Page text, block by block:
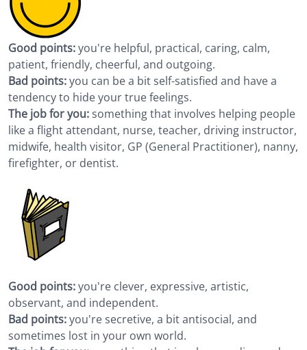
Good points:you're helpful, practical, caring, calm,
patient, friendly, cheerful, and outgoing.
Bad points:you can be a bit self-satisfied and have a
tendency to hide your true feelings.
The job for you:something that involves helping people
like a flight attendant, nurse, teacher, driving instructor,
midwife, health visitor, GP (General Practitioner), nanny,
firefighter, or dentist.
Good points:you're clever, expressive, artistic,
observant, and independent.
Bad points:you're secretive, a bit antisocial, and
sometimes lost in your own world.